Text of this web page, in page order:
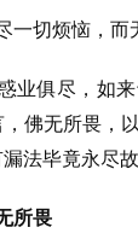
一切烦恼，而
业俱尽，如
佛无所畏，
法毕竟永尽故
所畏